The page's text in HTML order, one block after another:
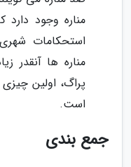
مناره وجود
استحکامات
مناره ها آنقدر
پراگ، اولین
است.
جمع بندی